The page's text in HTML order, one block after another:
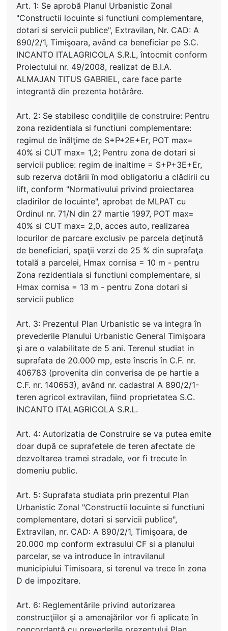
Art. 1: Se aprobă Planul Urbanistic Zonal
"Constructii locuinte si functiuni complementare,
dotari si servicii publice", Extravilan, Nr. CAD: A
890/2/1, Timişoara, având ca beneficiar pe S.C.
INCANTO ITALAGRICOLA S.R.L, întocmit conform
Proiectului nr. 49/2008, realizat de B.I.A.
ALMAJAN TITUS GABRIEL, care face parte
integrantă din prezenta hotărâre.
Art. 2: Se stabilesc condiţiile de construire: Pentru
zona rezidentiala si functiuni complementare:
regimul de înălţime de S+P+2E+Er, POT max=
40% si CUT max= 1,2; Pentru zona de dotari si
servicii publice: regim de inaltime = S+P+3E+Er,
sub rezerva dotării în mod obligatoriu a clădirii cu
lift, conform "Normativului privind proiectarea
cladirilor de locuinte", aprobat de MLPAT cu
Ordinul nr. 71/N din 27 martie 1997, POT max=
40% si CUT max= 2,0, acces auto, realizarea
locurilor de parcare exclusiv pe parcela deţinută
de beneficiari, spaţii verzi de 25 % din suprafaţa
totală a parcelei, Hmax cornisa = 10 m - pentru
Zona rezidentiala si functiuni complementare, si
Hmax cornisa = 13 m - pentru Zona dotari si
servicii publice
Art. 3: Prezentul Plan Urbanistic se va integra în
prevederile Planului Urbanistic General Timişoara
şi are o valabilitate de 5 ani. Terenul studiat in
suprafata de 20.000 mp, este înscris în C.F. nr.
406783 (provenita din converisa de pe hartie a
C.F. nr. 140653), având nr. cadastral A 890/2/1-
teren agricol extravilan, fiind proprietatea S.C.
INCANTO ITALAGRICOLA S.R.L.
Art. 4: Autorizatia de Construire se va putea emite
doar după ce suprafetele de teren afectate de
dezvoltarea tramei stradale, vor fi trecute în
domeniu public.
Art. 5: Suprafata studiata prin prezentul Plan
Urbanistic Zonal "Constructii locuinte si functiuni
complementare, dotari si servicii publice",
Extravilan, nr. CAD: A 890/2/1, Timişoara, de
20.000 mp conform extrasului CF si a planului
parcelar, se va introduce în intravilanul
municipiului Timisoara, si terenul va trece în zona
D de impozitare.
Art. 6: Reglementările privind autorizarea
construcţiilor şi a amenajărilor vor fi aplicate în